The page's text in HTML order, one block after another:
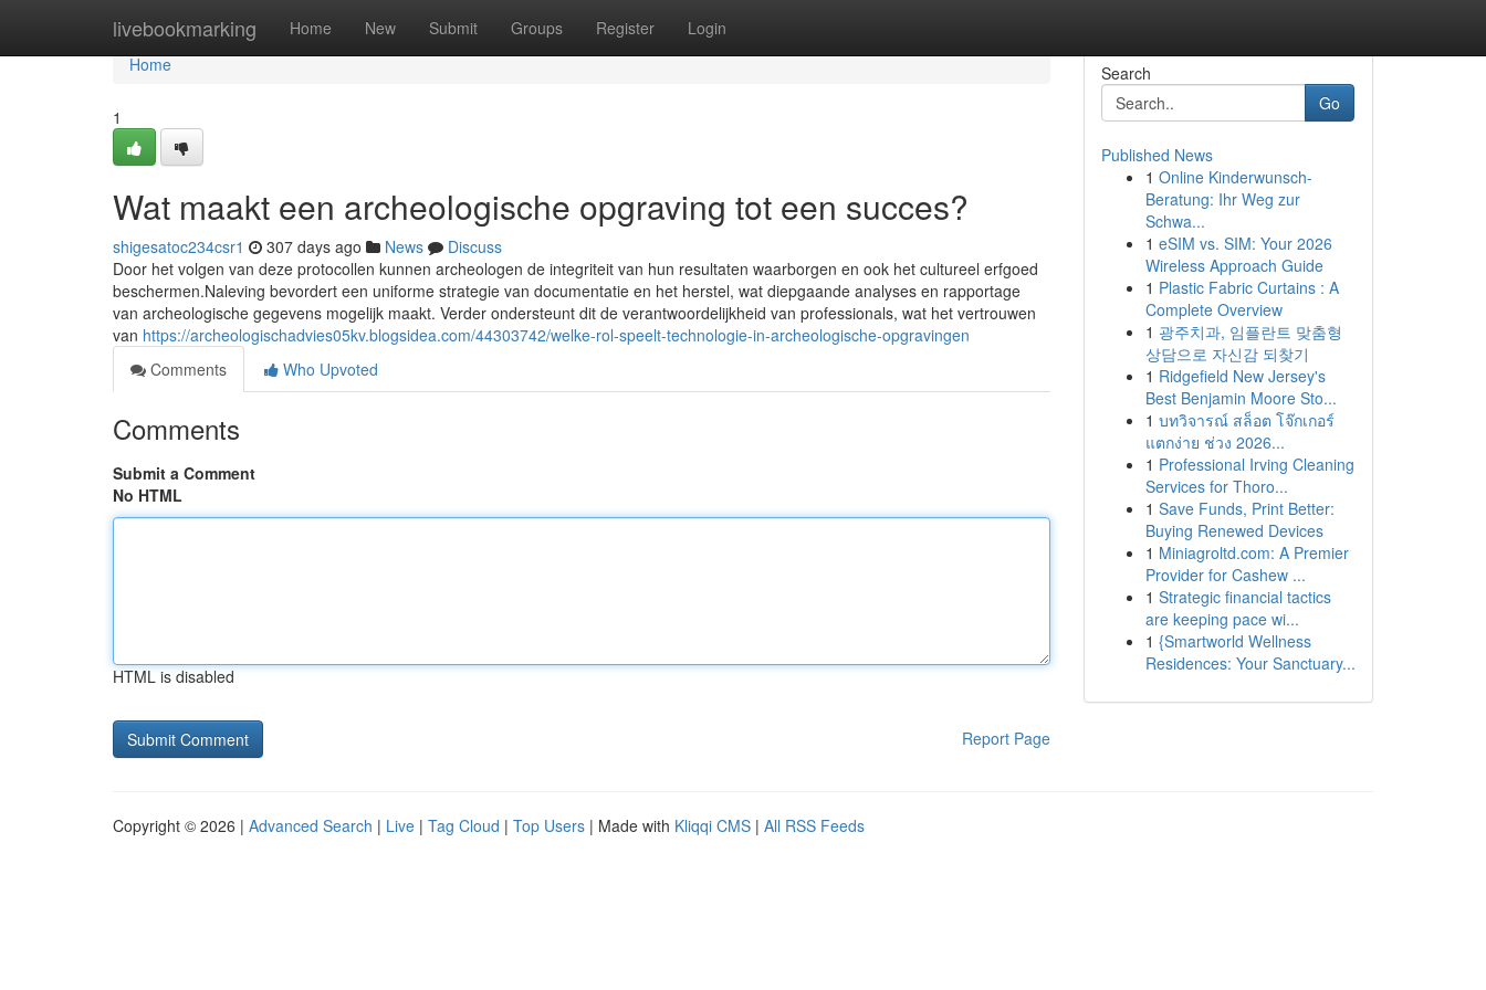
livebookmarking Home New Submit Groups Register Login
Home
Home
1
Wat maakt een archeologische opgraving tot een succes?
shigesatoc234csr1 307 days ago News
Discuss
Door het volgen van deze protocollen kunnen archeologen de integriteit van hun resultaten waarborgen en ook het cultureel erfgoed
beschermen.Naleving bevordert een uniforme strategie van documentatie en het herstel, wat diepgaande analyses en rapportage
van archeologische gegevens mogelijk maakt. Verder ondersteunt dit de verantwoordelijkheid van professionals, wat het vertrouwen
van https://archeologischadvies05kv.blogsidea.com/44303742/welke-rol-speelt-technologie-in-archeologische-opgravingen
Comments
Who Upvoted
Comments
Submit a Comment
No HTML
HTML is disabled
Report Page
Search
Go
Published News
1 Online Kinderwunsch-
Beratung: Ihr Weg zur
Schwa...
1 eSIM vs. SIM: Your 2026
Wireless Approach Guide
1 Plastic Fabric Curtains : A
Complete Overview
1 광주치과, 임플란트 맞춤형
상담으로 자신감 되찾기
1 Ridgefield New Jersey's
Best Benjamin Moore Sto...
1 บทวิจารณ์ สล็อต โจ๊กเกอร์
แตกง่าย ช่วง 2026...
1 Professional Irving Cleaning
Services for Thoro...
1 Save Funds, Print Better:
Buying Renewed Devices
1 Miniagroltd.com: A Premier
Provider for Cashew ...
1 Strategic financial tactics
are keeping pace wi...
1 {Smartworld Wellness
Residences: Your Sanctuary...
Copyright © 2026 | Advanced Search | Live | Tag Cloud | Top Users | Made with Kliqqi CMS | All RSS Feeds